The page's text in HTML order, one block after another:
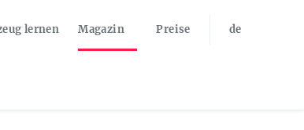
lernen Magazin Preise de